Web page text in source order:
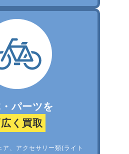
パーツを
く買取
ア、アクセサリー類(ライト